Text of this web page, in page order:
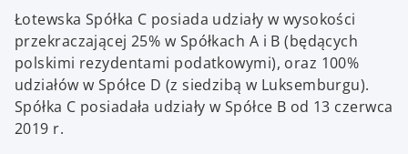
Łotewska Spółka C posiada udziały w wysokości
przekraczającej 25% w Spółkach A i B (będących
polskimi rezydentami podatkowymi), oraz 100%
udziałów w Spółce D (z siedzibą w Luksemburgu).
Spółka C posiadała udziały w Spółce B od 13 czerwca
2019 r.